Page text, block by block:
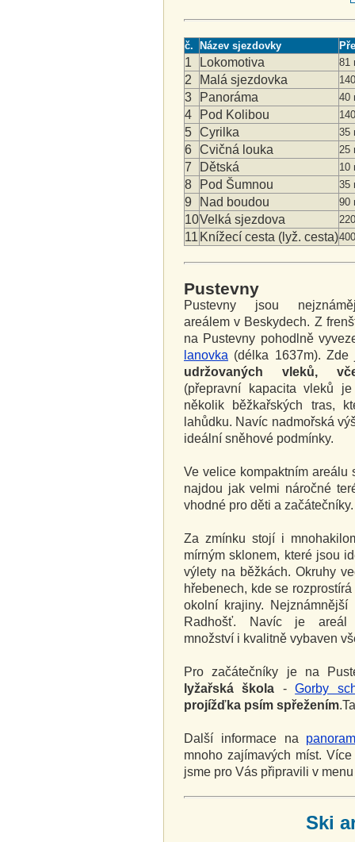
č. Název sjezdovky
1 Lokomotiva 81
2 Malá sjezdovka
3 Panoráma 40
4 Pod Kolibou
5 Cyrilka 35
6 Cvičná louka 25
7 Dětská 10
8 Pod Šumnou 35
9 Nad boudou 90
10Velká sjezdova
11 Knížecí cesta (lyž. cesta)
Pustevny
Pustevny jsou
areálem v Beskydech. Z
na Pustevny pohodlně
lanovka (délka 1637m).
udržovaných vleků,
(přepravní kapacita vleků
několik běžkařských tras,
lahůdku. Navíc nadmořská
ideální sněhové podmínky.
Ve velice kompaktním areálu
najdou jak velmi náročné
vhodné pro děti a začátečníky.
Za zmínku stojí i
mírným sklonem, které jsou
výlety na běžkách. Okruhy
hřebenech, kde se
okolní krajiny. Nejznámnější
Radhošť. Navíc je areál
množství i kvalitně vybaven
Pro začátečníky je na
lyžařská škola -Gorby
projížďka psím spřežením
Další informace na
mnoho zajímavých míst.
jsme pro Vás připravili v
Ski